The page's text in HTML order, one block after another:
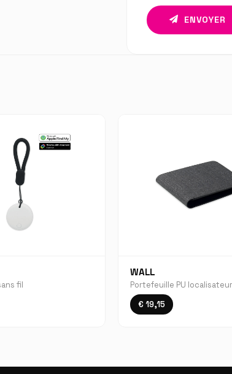
ENVOYER
fil
WALL
Portefeuille PU localisateur
€ 19,15